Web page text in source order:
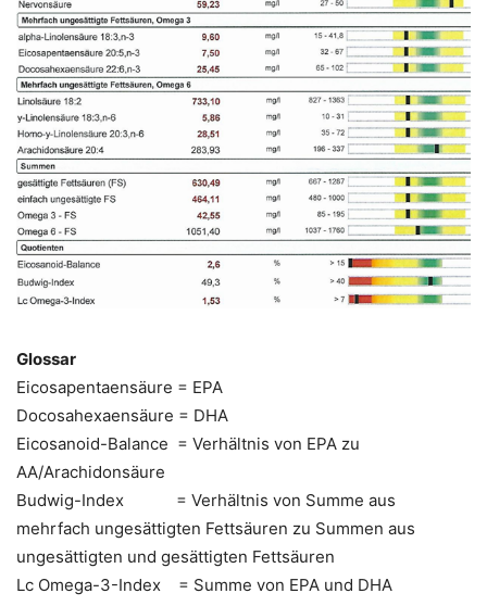
Glossar
Eicosapentaensäure = EPA
Docosahexaensäure = DHA
Eicosanoid-Balance = Verhältnis von EPA zu
AA/Arachidonsäure
Budwig-Index = Verhältnis von Summe aus
mehrfach ungesättigten Fettsäuren zu Summen aus
ungesättigten und gesättigten Fettsäuren
Lc Omega-3-Index = Summe von EPA und DHA